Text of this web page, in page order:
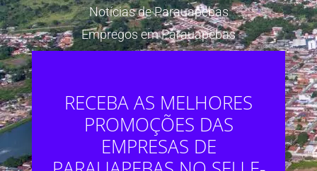
Notícias de Parauapebas
Empregos em Parauapebas
RECEBA AS MELHORES
PROMOÇÕES DAS
EMPRESAS DE